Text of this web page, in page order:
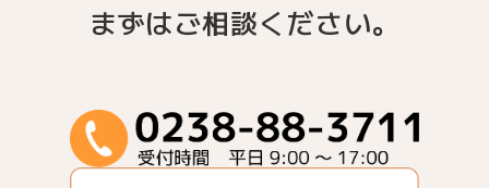
まずはご相談ください。